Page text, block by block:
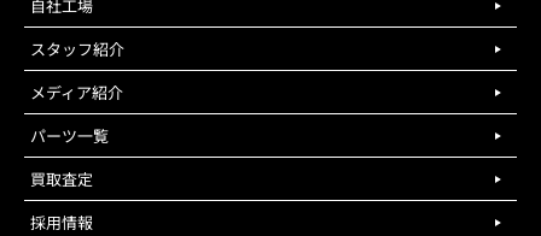
自社工場
スタッフ紹介
メディア紹介
パーツ一覧
買取査定
採用情報